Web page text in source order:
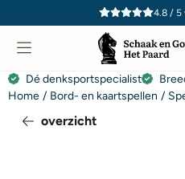
Cookievoorkeuren zijn 4.8 / 5
Dé denksportspecialist
Home / Bord- en kaartspellen /
overzicht